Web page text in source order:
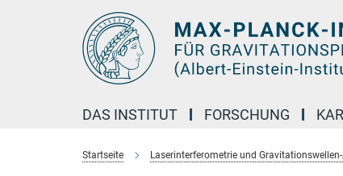
DAS INSTITUT FORSCHUNG
Startseite Laserinterferometrie und